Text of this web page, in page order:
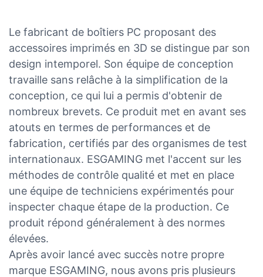
Le fabricant de boîtiers PC proposant des
accessoires imprimés en 3D se distingue par son
design intemporel. Son équipe de conception
travaille sans relâche à la simplification de la
conception, ce qui lui a permis d'obtenir de
nombreux brevets. Ce produit met en avant ses
atouts en termes de performances et de
fabrication, certifiés par des organismes de test
internationaux. ESGAMING met l'accent sur les
méthodes de contrôle qualité et met en place
une équipe de techniciens expérimentés pour
inspecter chaque étape de la production. Ce
produit répond généralement à des normes
élevées.
Après avoir lancé avec succès notre propre
marque ESGAMING, nous avons pris plusieurs